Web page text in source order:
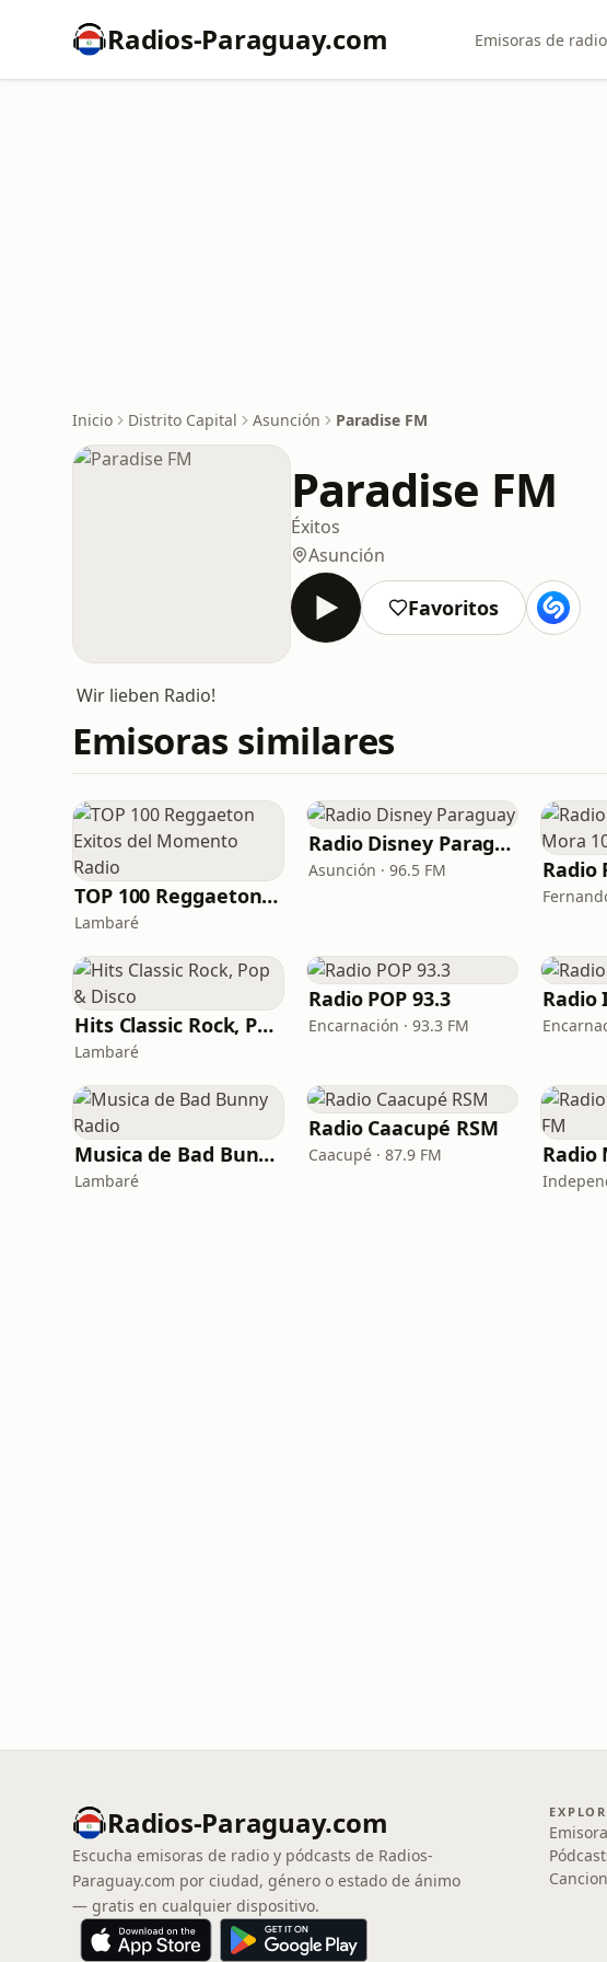
Radios-Paraguay.com Emisoras de radio
Inicio Distrito Capital Asunción Paradise FM
Paradise FM
Éxitos
Asunción
Favoritos
Wir lieben Radio!
Emisoras similares
TOP 100 Reggaeton Exitos del Momento Radio
Lambaré
Radio Disney Paraguay
Asunción · 96.5 FM
Hits Classic Rock, Pop & Disco
Lambaré
Radio POP 93.3
Encarnación · 93.3 FM
Musica de Bad Bunny Radio
Lambaré
Radio Caacupé RSM
Caacupé · 87.9 FM
Radios-Paraguay.com
Escucha emisoras de radio y pódcasts de Radios-
Paraguay.com por ciudad, género o estado de ánimo
— gratis en cualquier dispositivo.